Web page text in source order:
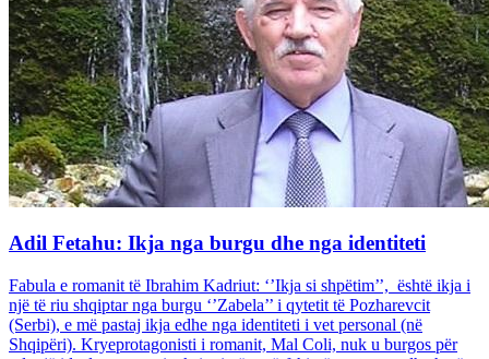
Adil Fetahu: Ikja nga burgu dhe nga identiteti
Fabula e romanit të Ibrahim Kadriut: ‘’Ikja si shpëtim’’, është ikja i
një të riu shqiptar nga burgu ‘’Zabela’’ i qytetit të Pozharevcit
(Serbi), e më pastaj ikja edhe nga identiteti i vet personal (në
Shqipëri). Kryeprotagonisti i romanit, Mal Coli, nuk u burgos për